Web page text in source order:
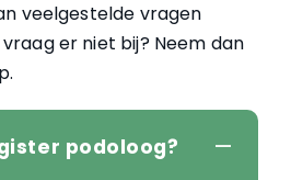
veelgestelde vragen
er niet bij? Neem dan
podoloog?